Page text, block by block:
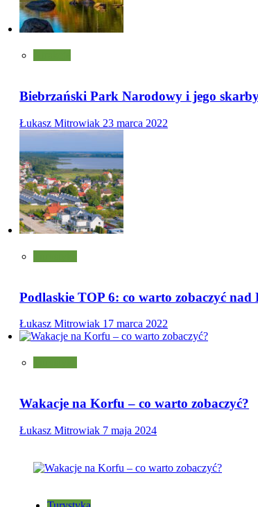
Biebrzański Park Narodowy i jego
Łukasz Mitrowiak 23 marca 2022
Podlaskie TOP 6: co warto zobaczyć nad
Łukasz Mitrowiak 17 marca 2022
Wakacje na Korfu – co warto zobaczyć?
Łukasz Mitrowiak 7 maja 2024